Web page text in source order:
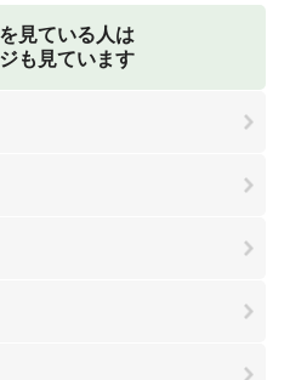
見ている人は
も見ています